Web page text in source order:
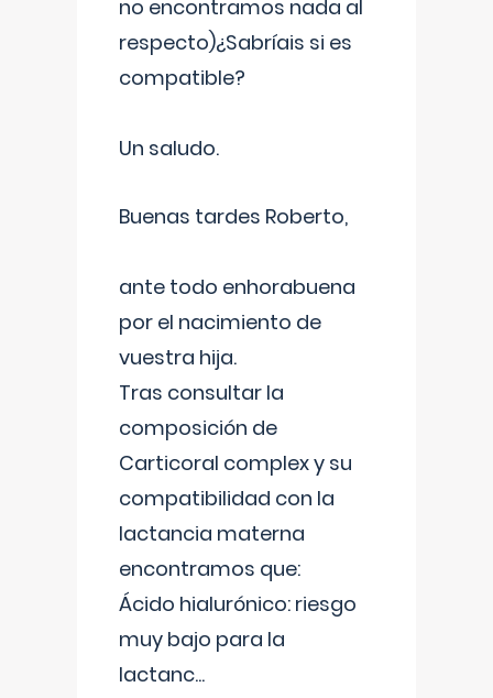
no encontramos nada al
respecto)¿Sabríais si es
compatible?
Un saludo.
Buenas tardes Roberto,
ante todo enhorabuena
por el nacimiento de
vuestra hija.
Tras consultar la
composición de
Carticoral complex y su
compatibilidad con la
lactancia materna
encontramos que:
Ácido hialurónico: riesgo
muy bajo para la
lactanc...